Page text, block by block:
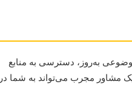
به‌روز، دسترسی به منابع
مشاور مجرب می‌تواند به شما در